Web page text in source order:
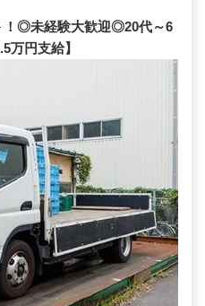
！◎未経験大歓迎◎20代～6
万円支給】